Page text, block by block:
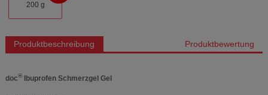
200 g
Produktbeschreibung Produktbewertung
doc®Ibuprofen Schmerzgel Gel